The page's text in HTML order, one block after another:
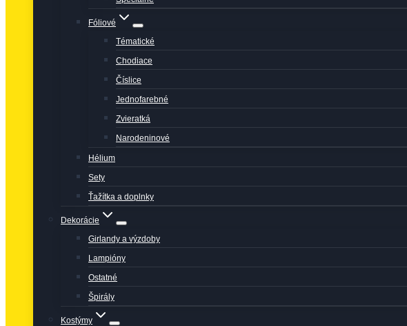
Fóliové
Tématické
Chodiace
Číslice
Jednofarebné
Zvieratká
Narodeninové
Hélium
Sety
Ťažítka a doplnky
Dekorácie
Girlandy a výzdoby
Lampióny
Ostatné
Špirály
Kostýmy